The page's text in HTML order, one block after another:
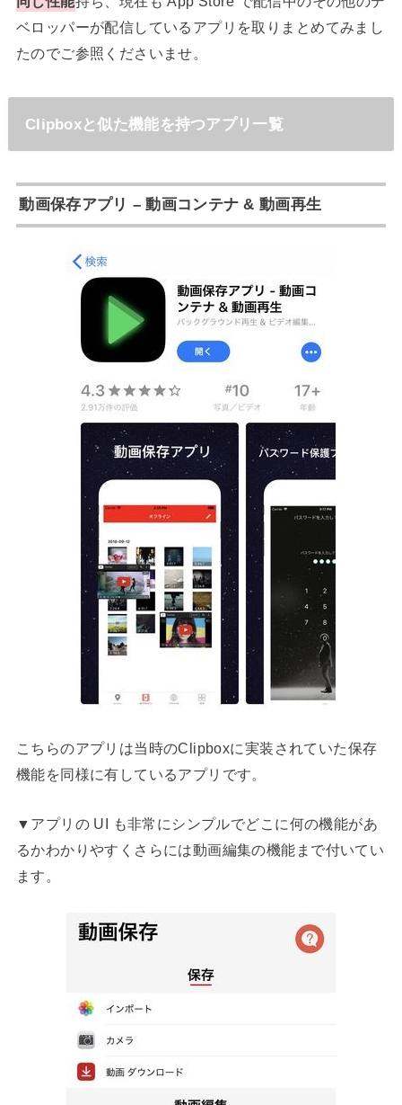
ベロッパーが配信しているアプリを取りまとめてみまし
たのでご参照くださいませ。
Clipboxと似た機能を持つアプリ一覧
動画保存アプリ – 動画コンテナ & 動画再生
こちらのアプリは当時のClipboxに実装されていた保存
機能を同様に有しているアプリです。
▼アプリの UI も非常にシンプルでどこに何の機能があ
るかわかりやすくさらには動画編集の機能まで付いてい
ます。